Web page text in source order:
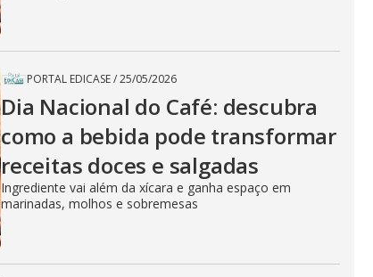
PORTAL EDICASE/25/05/2026
Dia Nacional do Café: descubra
como a bebida pode transformar
receitas doces e salgadas
Ingrediente vai além da xícara e ganha espaço em
marinadas, molhos e sobremesas